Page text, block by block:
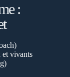
:
et vivants